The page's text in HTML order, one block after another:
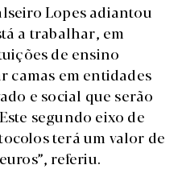
Lopes adiantou
a trabalhar, em
de ensino
camas em entidades
e social que serão
segundo eixo de
terá um valor de
referiu.